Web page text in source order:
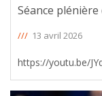
Séance
/// 13 avril 2026
https://youtu.be/